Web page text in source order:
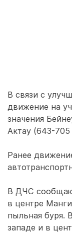
В связи с
движение на
значения
Актау (643-
Ранее
В ДЧС
в центре
пыльная буря.
западе и в